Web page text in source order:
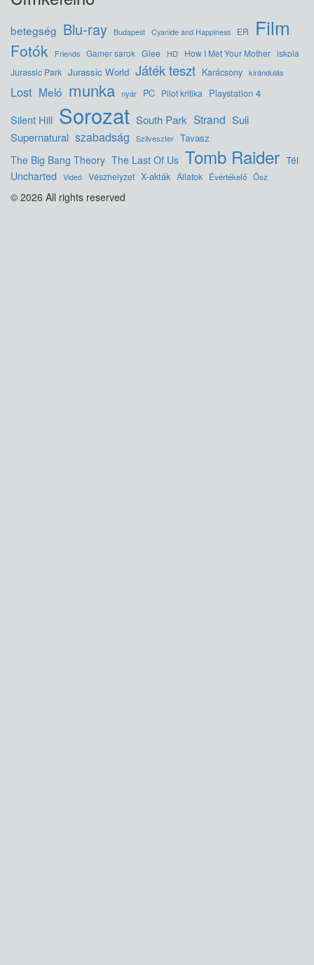
betegség Blu-ray Budapest Cyanide and Happiness ER Film
Fotók Friends Gamer sarok Glee HD How I Met Your Mother iskola
Jurassic Park Jurassic World Játék teszt Karácsony kirándulás
Lost Meló munka nyár PC Pilot kritika Playstation 4
Silent Hill Sorozat South Park Strand Suli
Supernatural szabadság Szilveszter Tavasz
The Big Bang Theory The Last Of Us Tomb Raider Tél
Uncharted Videó Vészhelyzet X-akták Állatok Évértékelő Ősz
© 2026 All rights reserved